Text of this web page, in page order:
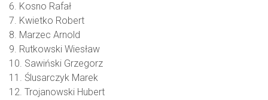
6. Kosno Rafał
7. Kwietko Robert
8. Marzec Arnold
9. Rutkowski Wiesław
10. Sawiński Grzegorz
11. Ślusarczyk Marek
12. Trojanowski Hubert